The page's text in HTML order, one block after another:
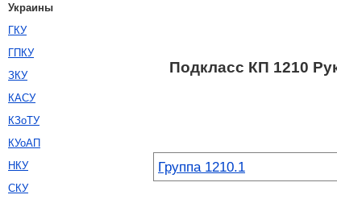
Подкласс КП 1210
Группа 1210.1
Украины
ГКУ
ГПКУ
ЗКУ
КАСУ
КЗоТУ
КУоАП
НКУ
СКУ